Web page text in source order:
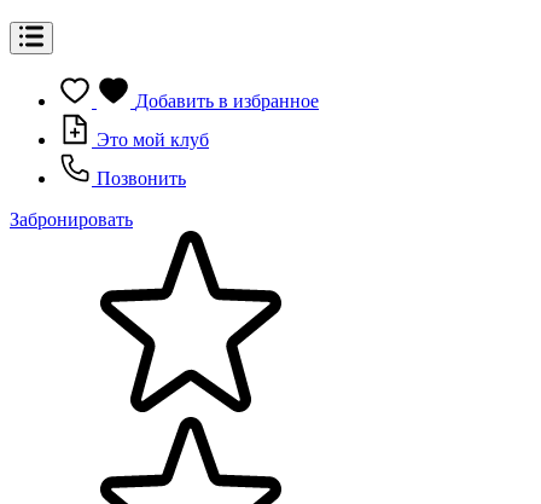
Добавить в избранное
Это мой клуб
Позвонить
Забронировать